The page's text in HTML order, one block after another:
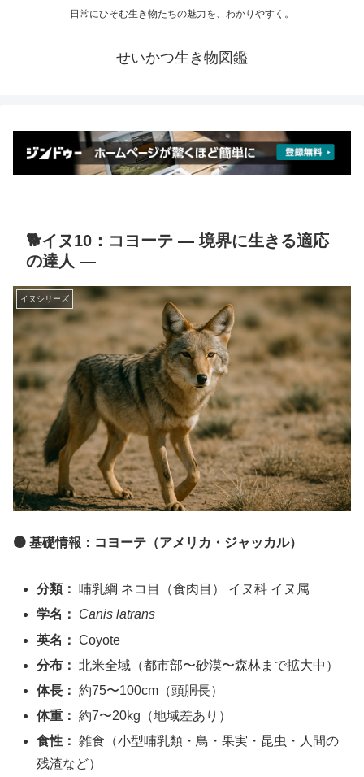
日常にひそむ生き物たちの魅力を、わかりやすく。
せいかつ生き物図鑑
🐕イヌ10：コヨーテ ― 境界に生きる適応
の達人 ―
イヌシリーズ
🟤 基礎情報：コヨーテ（アメリカ・ジャッカル）
分類：
哺乳綱 ネコ目（食肉目） イヌ科 イヌ属
学名：
Canis latrans
英名： Coyote
分布： 北米全域（都市部〜砂漠〜森林まで拡大中）
体長： 約75〜100cm（頭胴長）
体重： 約7〜20kg（地域差あり）
食性： 雑食（小型哺乳類・鳥・果実・昆虫・人間の
残渣など）